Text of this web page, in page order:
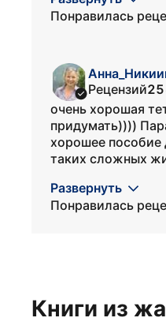
Понравилась
Рецензий25
очень хорошая
придумать))))
хорошее пособие
таких сложных
Развернуть
Понравилась
Книги из